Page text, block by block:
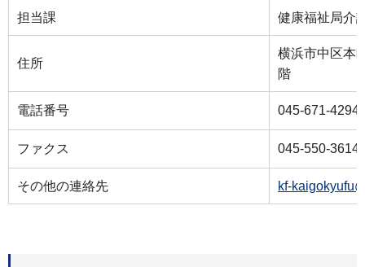
担当課 健康福祉局介
住所
横浜市中区本
階
電話番号 045-671-4294
ファクス 045-550-3614
その他の連絡先 kf-